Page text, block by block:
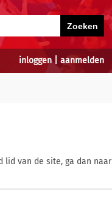
inloggen| aanmelden
lid van de site, ga dan naar